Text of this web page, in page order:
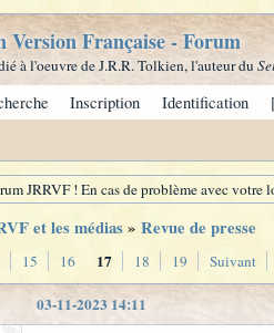
Version Française - Forum
à l'oeuvre de J.R.R. Tolkien, l'auteur du
Inscription Identification
JRRVF ! En cas de problème avec
et les médias» Revue de presse
15 16 17 18 19 Suivant
03-11-2023 14:11